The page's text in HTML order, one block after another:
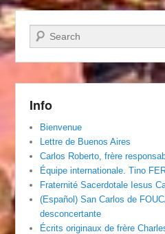
Recherche
Info
Bienvenue
Lettre de Buenos Aires
Carlos Roberto, frère
Équipe internationale. Tino
Fraternité Sacerdotale Iesus
(Español) San Carlos de
desconcertante
Écrits originaux de frère